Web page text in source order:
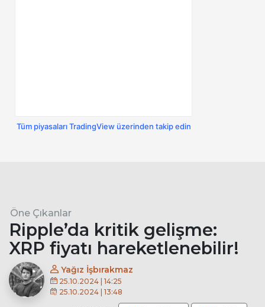
Tüm piyasaları TradingView üzerinden takip edin
Öne Çıkanlar
Ripple’da kritik gelişme:
XRP fiyatı hareketlenebilir!
Yağız İşbırakmaz
25.10.2024 | 14:25
25.10.2024 | 13:48